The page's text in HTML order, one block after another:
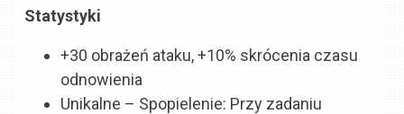
Statystyki
+30 obrażeń ataku, +10% skrócenia czasu
odnowienia
Unikalne – Spopielenie: Przy zadaniu